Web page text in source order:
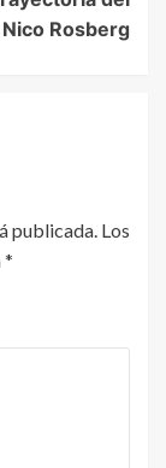
Rosberg
publicada. Los
*